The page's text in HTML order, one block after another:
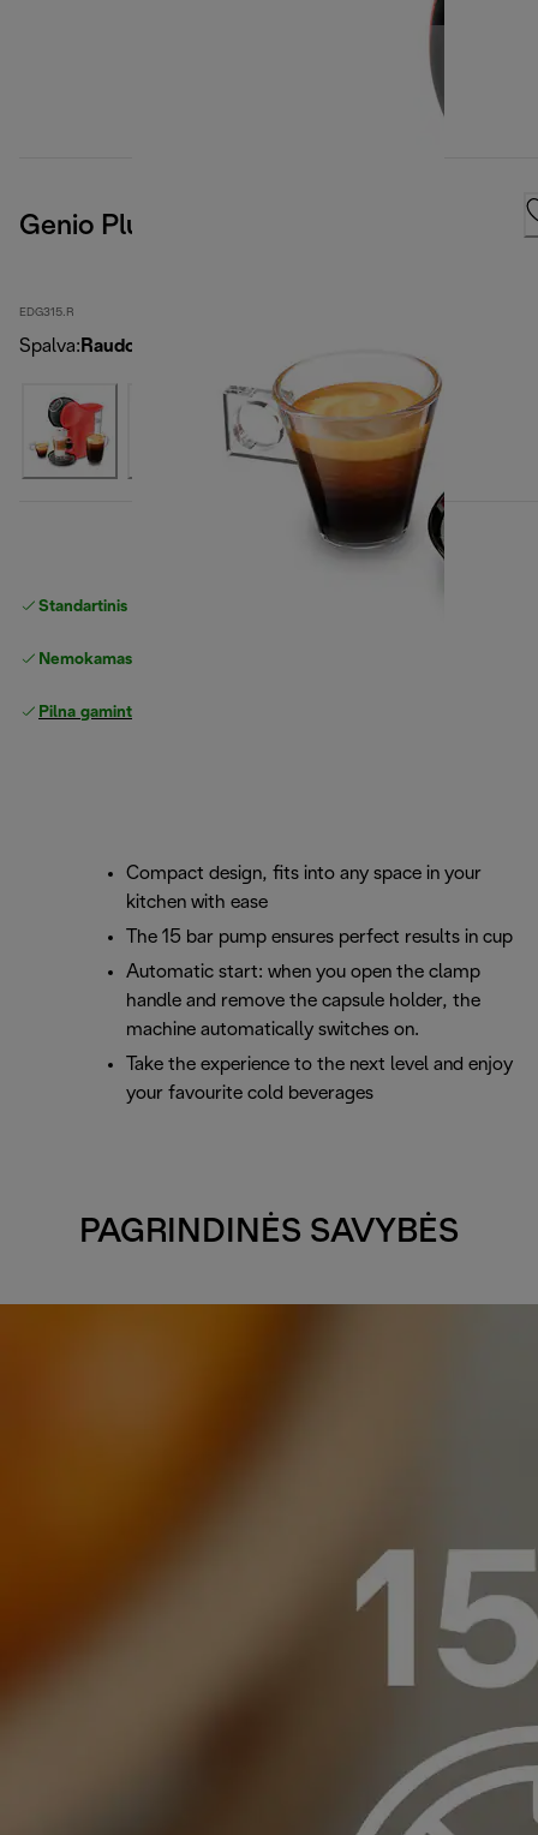
Genio Plus
EDG315.R
Spalva: Raudona
Standartinis nemokamas
Nemokamas grąžinimas
Pilna gamintojo garantija
Compact design, fits into any space in your
kitchen with ease
The 15 bar pump ensures perfect results in cup
Automatic start: when you open the clamp
handle and remove the capsule holder, the
machine automatically switches on.
Take the experience to the next level and enjoy
your favourite cold beverages
PAGRINDINĖS SAVYBĖS